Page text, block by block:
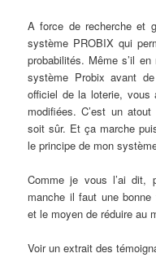
A force de recherche et
système PROBIX qui
probabilités. Même s’il
système Probix avant
officiel de la loterie, vous
modifiées. C’est un
soit sûr. Et ça marche
le principe de mon
Comme je vous l’ai dit,
manche il faut une
et le moyen de réduire au
Voir un extrait des